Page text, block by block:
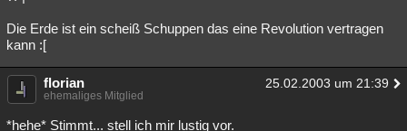
Die Erde ist ein scheiß Schuppen das eine Revolution vertragen
kann :[
florian 25.02.2003 um 21:39
ehemaliges Mitglied
*hehe* Stimmt... stell ich mir lustig vor.